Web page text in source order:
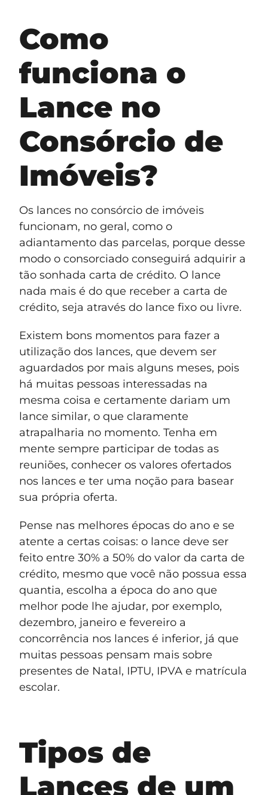
Como
funciona o
Lance no
Consórcio de
Imóveis?
Os lances no consórcio de imóveis
funcionam, no geral, como o
adiantamento das parcelas, porque desse
modo o consorciado conseguirá adquirir a
tão sonhada carta de crédito. O lance
nada mais é do que receber a carta de
crédito, seja através do lance fixo ou livre.
Existem bons momentos para fazer a
utilização dos lances, que devem ser
aguardados por mais alguns meses, pois
há muitas pessoas interessadas na
mesma coisa e certamente dariam um
lance similar, o que claramente
atrapalharia no momento. Tenha em
mente sempre participar de todas as
reuniões, conhecer os valores ofertados
nos lances e ter uma noção para basear
sua própria oferta.
Pense nas melhores épocas do ano e se
atente a certas coisas: o lance deve ser
feito entre 30% a 50% do valor da carta de
crédito, mesmo que você não possua essa
quantia, escolha a época do ano que
melhor pode lhe ajudar, por exemplo,
dezembro, janeiro e fevereiro a
concorrência nos lances é inferior, já que
muitas pessoas pensam mais sobre
presentes de Natal, IPTU, IPVA e matrícula
escolar.
Tipos de
Lances de um